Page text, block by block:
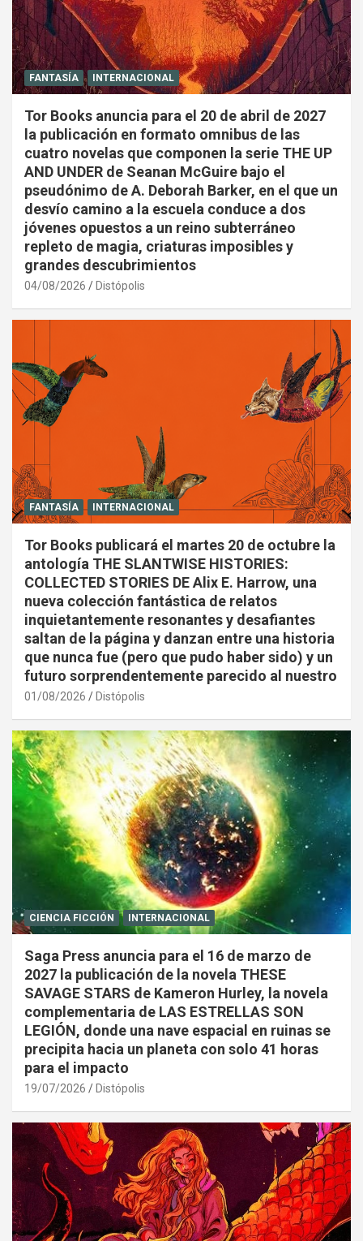
FANTASÍA INTERNACIONAL
Tor Books anuncia para el 20 de abril de 2027
la publicación en formato omnibus de las
cuatro novelas que componen la serie THE UP
AND UNDER de Seanan McGuire bajo el
pseudónimo de A. Deborah Barker, en el que un
desvío camino a la escuela conduce a dos
jóvenes opuestos a un reino subterráneo
repleto de magia, criaturas imposibles y
grandes descubrimientos
04/08/2026 Distópolis
FANTASÍA INTERNACIONAL
Tor Books publicará el martes 20 de octubre la
antología THE SLANTWISE HISTORIES:
COLLECTED STORIES DE Alix E. Harrow, una
nueva colección fantástica de relatos
inquietantemente resonantes y desafiantes
saltan de la página y danzan entre una historia
que nunca fue (pero que pudo haber sido) y un
futuro sorprendentemente parecido al nuestro
01/08/2026 Distópolis
CIENCIA FICCIÓN INTERNACIONAL
Saga Press anuncia para el 16 de marzo de
2027 la publicación de la novela THESE
SAVAGE STARS de Kameron Hurley, la novela
complementaria de LAS ESTRELLAS SON
LEGIÓN, donde una nave espacial en ruinas se
precipita hacia un planeta con solo 41 horas
para el impacto
19/07/2026 Distópolis